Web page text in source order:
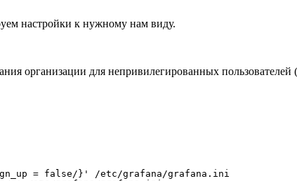
настройки к нужному нам виду.
организации для непривилегированных
= false/}' /etc/grafana/grafana.ini